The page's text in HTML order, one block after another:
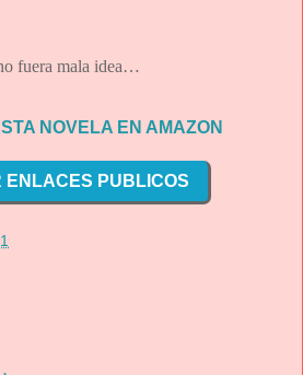
fuera mala idea…
NOVELA EN AMAZON
ENLACES PUBLICOS